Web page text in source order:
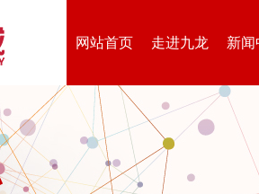
网站首页 走进九龙 新
轮胎粉碎机 废钢